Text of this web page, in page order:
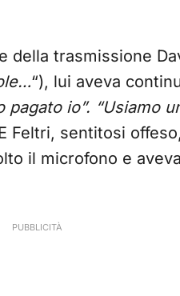
della trasmissione
“), lui aveva
io”. “Usiamo
Feltri, sentitosi
il microfono e